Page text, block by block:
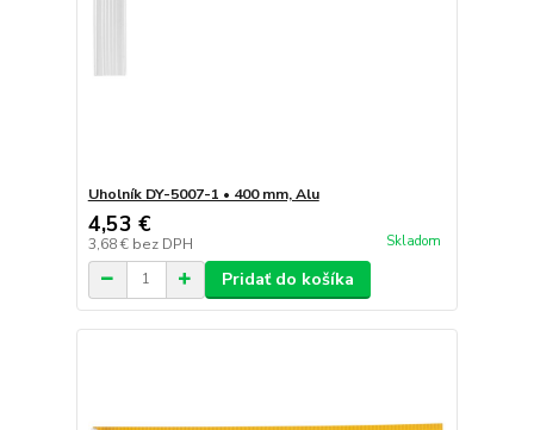
Uholník DY-5007-1 • 400 mm, Alu
4,53 €
3,68 € bez DPH Skladom
Pridať do košíka